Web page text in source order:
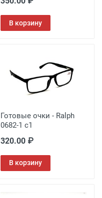
В корзину
Готовые очки - Ralph
0682-1 с1
320.00 ₽
В корзину